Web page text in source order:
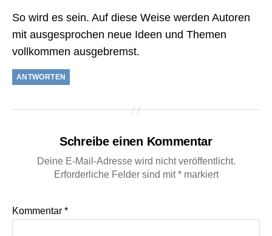
So wird es sein. Auf diese Weise werden Autoren
mit ausgesprochen neue Ideen und Themen
vollkommen ausgebremst.
ANTWORTEN
Schreibe einen Kommentar
Deine E-Mail-Adresse wird nicht veröffentlicht.
Erforderliche Felder sind mit*markiert
Kommentar *